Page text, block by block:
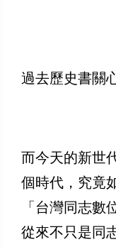
過去歷史書關
而今天的新世
個時代，究竟
「台灣同志數
從來不只是同